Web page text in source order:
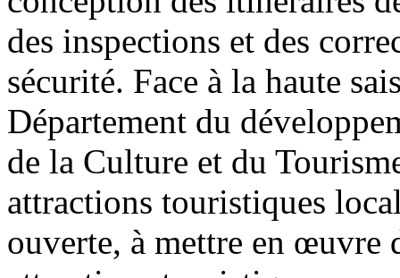
des inspections et des
sécurité. Face à la haute
Département du
de la Culture et du
attractions touristiques
ouverte, à mettre en œuvre